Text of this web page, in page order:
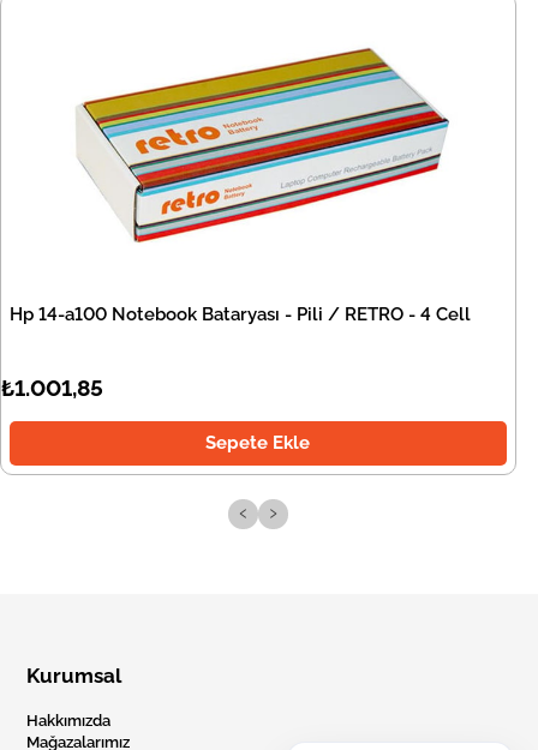
Hp 14-a100 Notebook Bataryası - Pili / RETRO - 4 Cell
₺1.001,85
Sepete Ekle
‹ ›
Kurumsal
Hakkımızda
Mağazalarımız